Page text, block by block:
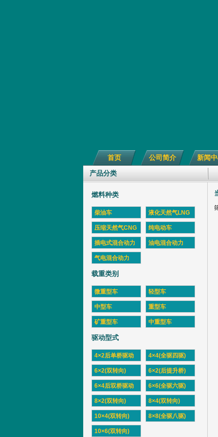
首页 公司简介 新闻
产品分类
燃料种类
柴油车 液化天然气LNG
压缩天然气CNG 纯电动车
插电式混合动力 油电混合动力
气电混合动力
载重类别
微重型车 轻型车
中型车 重型车
矿重型车 中重型车
驱动型式
4×2后单桥驱动 4×4(全驱四驱)
6×2(双转向) 6×2(后提升桥)
6×4后双桥驱动 6×6(全驱六驱)
8×2(双转向) 8×4(双转向)
10×4(双转向) 8×8(全驱八驱)
10×6(双转向)